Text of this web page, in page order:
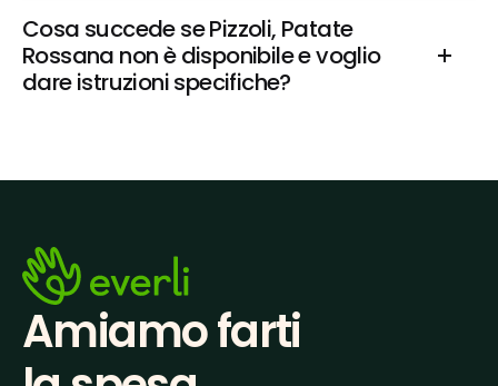
Cosa succede se Pizzoli, Patate
Rossana non è disponibile e voglio
dare istruzioni specifiche?
Amiamo farti